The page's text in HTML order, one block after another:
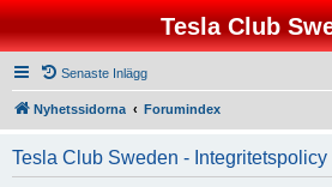
Tesla Club
Senaste Inlägg
Nyhetssidorna Forumindex
Tesla Club Sweden - Integritetspolicy